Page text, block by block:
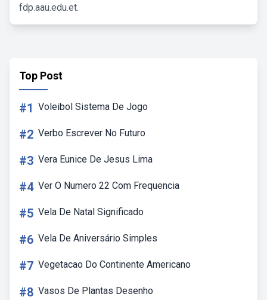
fdp.aau.edu.et.
Top Post
#1 Voleibol Sistema De Jogo
#2 Verbo Escrever No Futuro
#3 Vera Eunice De Jesus Lima
#4 Ver O Numero 22 Com Frequencia
#5 Vela De Natal Significado
#6 Vela De Aniversário Simples
#7 Vegetacao Do Continente Americano
#8 Vasos De Plantas Desenho